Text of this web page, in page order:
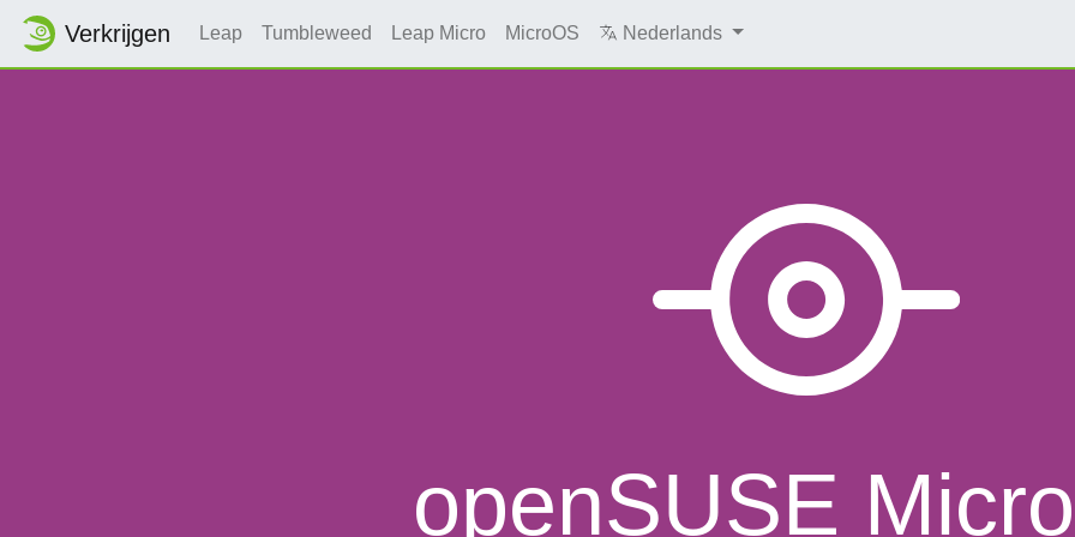
Verkrijgen Leap Tumbleweed Leap Micro MicroOS Nederlands
openSUSE